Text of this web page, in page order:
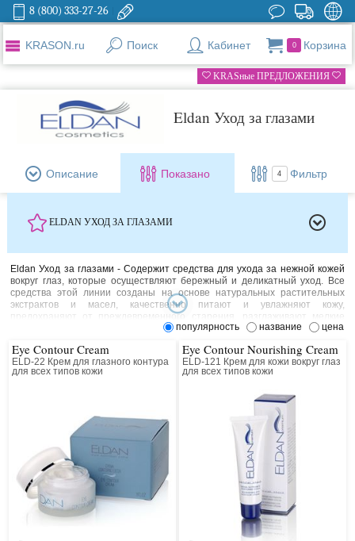
8 (800) 333-27-26
KRASON.ru Поиск Кабинет 0 Корзина
KRASные ПРЕДЛОЖЕНИЯ
Eldan Уход за глазами
Описание Показано 4 Фильтр
ELDAN УХОД ЗА ГЛАЗАМИ
Eldan Уход за глазами - Содержит средства для ухода за нежной кожей
вокруг глаз, которые осуществляют бережный и деликатный уход. Все
средства этой линии созданы на основе натуральных растительных
экстрактов и масел, качественно питают и увлажняют кожу,
предохраняют от преждевременного старения, разглаживают мелкие
морщинки, омолаживают кожу и придают ей здоровый вид.
популярность название цена
Eye Contour Cream
ELD-22 Крем для глазного контура
для всех типов кожи
Eye Contour Nourishing Cream
ELD-121 Крем для кожи вокруг глаз
для всех типов кожи